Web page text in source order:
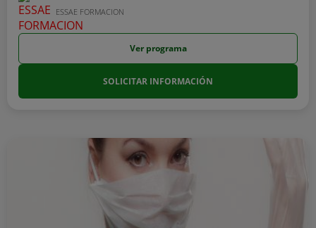
ESSAE FORMACION
Ver programa
SOLICITAR INFORMACIÓN